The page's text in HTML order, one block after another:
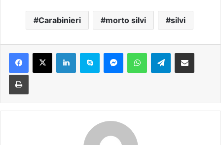
Carabinieri morto silvi silvi
Telegram